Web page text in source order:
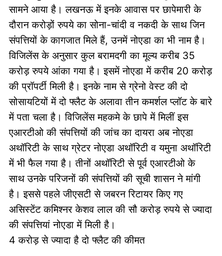
सामने आया है। लखनऊ में इनके आवास पर छापेमारी के
दौरान करोड़ों रुपये का सोना-चांदी व नकदी के साथ जिन
संपत्तियों के कागजात मिले हैं, उनमें नोएडा का भी नाम है।
विजिलेंस के अनुसार कुल बरामदगी का मूल्य करीब 35
करोड़ रुपये आंका गया है। इसमें नोएडा में करीब 20 करोड़
की प्रॉपर्टी मिली है। इनके नाम से ग्रेनो वेस्ट की दो
सोसायटियों में दो फ्लैट के अलावा तीन कमर्शल प्लॉट के बारे
में पता चला है। विजिलेंस महकमे के छापे में मिलीं इस
एआरटीओ की संपत्तियों की जांच का दायरा अब नोएडा
अथॉरिटी के साथ ग्रेटर नोएडा अथॉरिटी व यमुना अथॉरिटी
में भी फैल गया है। तीनों अथॉरिटी से पूर्व एआरटीओ के
साथ उनके परिजनों की संपत्तियों की सूची शासन ने मांगी
है। इससे पहले जीएसटी से जबरन रिटायर किए गए
असिस्टेंट कमिश्नर केशव लाल की सौ करोड़ रुपये से ज्यादा
की संपत्तियां नोएडा में मिली है।
4 करोड़ से ज्यादा है दो फ्लैट की कीमत